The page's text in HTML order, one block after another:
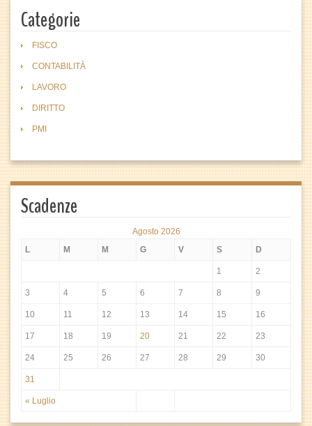
Categorie
FISCO
CONTABILITÀ
LAVORO
DIRITTO
PMI
Scadenze
Agosto 2026
L
M M G V S D
« Luglio
1 2
3 4 5 6 7 8 9
10 11 12 13 14 15 16
17 18 19 20 21 22 23
24 25 26 27 28 29 30
31